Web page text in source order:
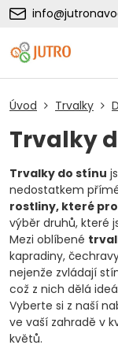
Úvod Trvalky
Trvalky
Trvalky do stínu
nedostatkem
rostliny, které
výběr druhů, které
Mezi oblíbené
kapradiny,
nejenže zvládají
což z nich dělá
Vyberte si z naší
ve vaší zahradě v
květů.